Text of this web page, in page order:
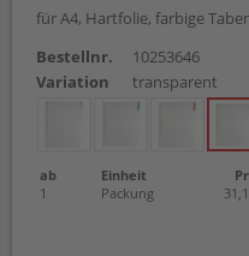
für A4, Hartfolie, farbige
Bestellnr.
10253646
Variation
transparent
ab Einheit
1
Packung